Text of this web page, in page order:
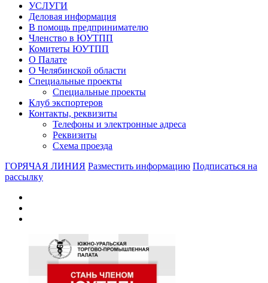
УСЛУГИ
Деловая информация
В помощь предпринимателю
Членство в ЮУТПП
Комитеты ЮУТПП
О Палате
О Челябинской области
Специальные проекты
Специальные проекты
Клуб экспортеров
Контакты, реквизиты
Телефоны и электронные адреса
Реквизиты
Схема проезда
ГОРЯЧАЯ ЛИНИЯ Разместить информацию Подписаться на
рассылку